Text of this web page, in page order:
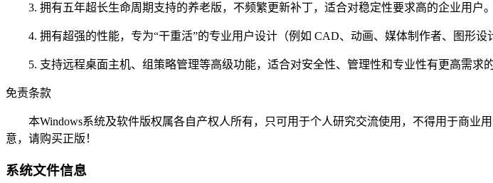
3. 拥有五年超长生命周期支持的养老版，不频繁更新补丁，适合对稳定性要求高的企业用户。
4. 拥有超强的性能，专为“干重活”的专业用户设计（例如 CAD、动画、媒体制作者、图形设
5. 支持远程桌面主机、组策略管理等高级功能，适合对安全性、管理性和专业性有更高需求的
免责条款
本Windows系统及软件版权属各自产权人所有，只可用于个人研究交流使用，不得用于商业
意，请购买正版！
系统文件信息